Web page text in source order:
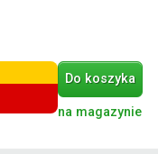
Do koszyka
na magazynie